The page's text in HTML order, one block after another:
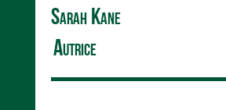
Sarah Kane
Autrice